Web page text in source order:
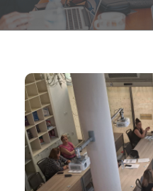
ОБУКИ И МЕНТОРСТВА
БИБЛИОТЕКА
ЗА РЕСУРСНИОТ ЦЕНТАР
КОНТАКТ